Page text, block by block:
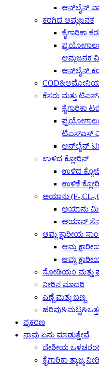
ಆನ್‌ಲೈನ್
ಕರಗಿದ ಆಮ್ಲಜನಕ
ಕೈಗಾರಿಕಾ
ಆಮ್ಲಜನಕ
ಆನ್‌ಲೈನ್
ಕೆಸರು ಮತ್ತು
ಕೈಗಾರಿಕಾ
ಟಿಎಸ್ಎಸ್
ಆನ್‌ಲೈನ್
ಉಳಿದ ಕ್ಲೋರಿನ್
ಉಳಿದ
ಉಳಿಕೆ
ಅಯಾನು (F-,CL-
ಅಯಾನು
ಅಯಾನ್
ಆಮ್ಲ ಕ್ಷಾರೀಯ
ಆಮ್ಲ
ಆಮ್ಲ
ಸೋಡಿಯಂ ಮತ್ತು
ನೀರಿನ ಮಾದರಿ
ಎಣ್ಣೆ ಮತ್ತು ಬಣ್ಣ
ಪ್ರಕರಣ
ನಾವು ಏನು ಮಾಡುತ್ತೇವೆ
ದೇಶೀಯ
ಕೈಗಾರಿಕಾ ತ್ಯಾಜ್ಯ